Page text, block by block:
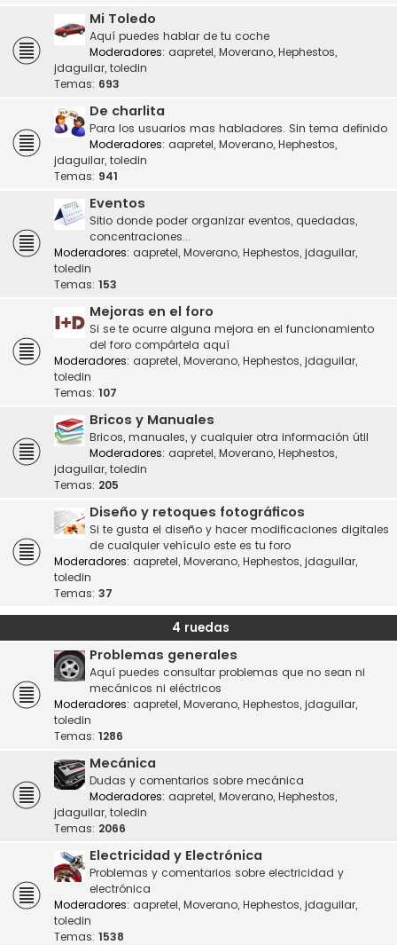
Mi Toledo
Aquí puedes hablar de tu coche
Moderadores: aapretel, Moverano, Hephestos,
jdaguilar, toledin
Temas: 693
De charlita
Para los usuarios mas habladores. Sin tema definido
Moderadores: aapretel, Moverano, Hephestos,
jdaguilar, toledin
Temas: 941
Eventos
Sitio donde poder organizar eventos, quedadas,
concentraciones...
Moderadores: aapretel, Moverano, Hephestos, jdaguilar,
toledin
Temas: 153
Mejoras en el foro
Si se te ocurre alguna mejora en el funcionamiento
del foro compártela aquí
Moderadores: aapretel, Moverano, Hephestos, jdaguilar,
toledin
Temas: 107
Bricos y Manuales
Bricos, manuales, y cualquier otra información útil
Moderadores: aapretel, Moverano, Hephestos,
jdaguilar, toledin
Temas: 205
Diseño y retoques fotográficos
Si te gusta el diseño y hacer modificaciones digitales
de cualquier vehículo este es tu foro
Moderadores: aapretel, Moverano, Hephestos, jdaguilar,
toledin
Temas: 37
4 ruedas
Problemas generales
Aquí puedes consultar problemas que no sean ni
mecánicos ni eléctricos
Moderadores: aapretel, Moverano, Hephestos, jdaguilar,
toledin
Temas: 1286
Mecánica
Dudas y comentarios sobre mecánica
Moderadores: aapretel, Moverano, Hephestos,
jdaguilar, toledin
Temas: 2066
Electricidad y Electrónica
Problemas y comentarios sobre electricidad y
electrónica
Moderadores: aapretel, Moverano, Hephestos, jdaguilar,
toledin
Temas: 1538